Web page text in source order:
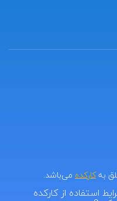
بهکارکده می‌باشد.
استفاده از کارکده